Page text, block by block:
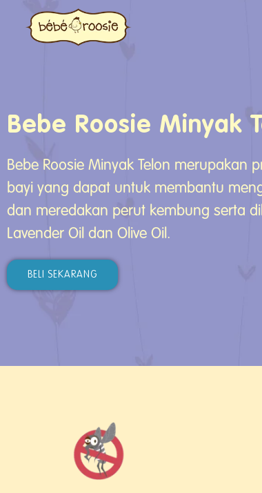
Bebe Roosie Minyak
Bebe Roosie Minyak Telon merupakan
bayi yang dapat untuk membantu
dan meredakan perut kembung serta
Lavender Oil dan Olive Oil.
BELI SEKARANG